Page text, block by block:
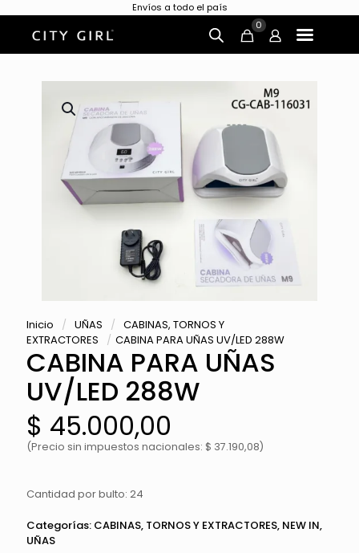
Envíos a todo el país
0
Inicio / UÑAS / CABINAS, TORNOS Y
EXTRACTORES
/ CABINA PARA UÑAS UV/LED 288W
CABINA PARA UÑAS
UV/LED 288W
$ 45.000,00
(Precio sin impuestos nacionales: $ 37.190,08)
Cantidad por bulto: 24
Categorías: CABINAS, TORNOS Y EXTRACTORES, NEW IN,
UÑAS